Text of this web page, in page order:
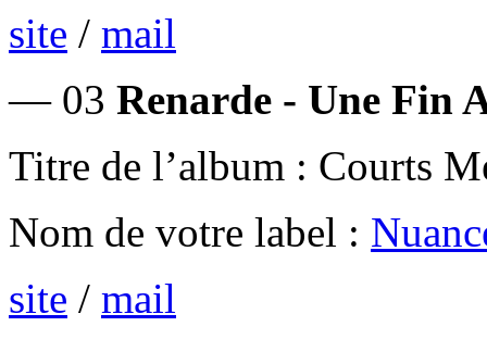
site / mail
— 03 Renarde - Une Fin
Titre de l’album : Courts
Nom de votre label :
site / mail